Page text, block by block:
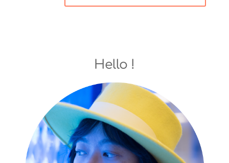
Hello !